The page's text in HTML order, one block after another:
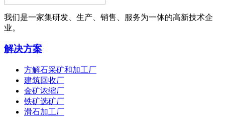
我们是一家集研发、生产、销售、服务为一体的高新技术企
业。
解决方案
方解石采矿和加工厂
建筑回收厂
金矿浓缩厂
铁矿选矿厂
滑石加工厂